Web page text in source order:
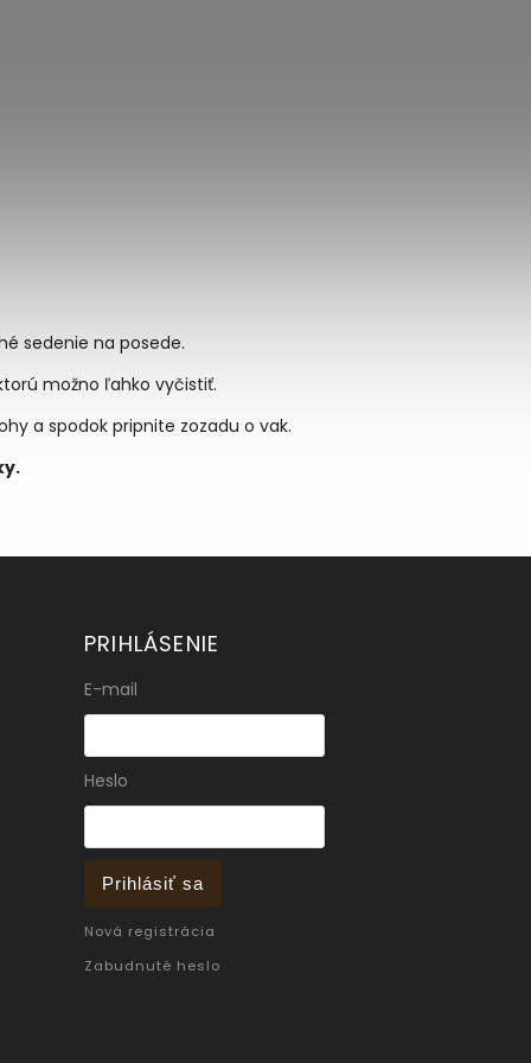
sedenie na posede.
možno ľahko vyčistiť.
a spodok pripnite zozadu o vak.
PRIHLÁSENIE
E-mail
Heslo
Prihlásiť sa
Nová registrácia
Zabudnuté heslo